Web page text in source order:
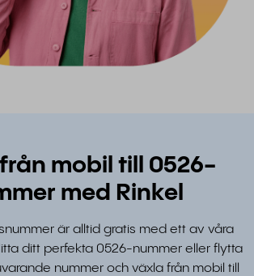
mobil till 0526-
med Rinkel
är alltid gratis med ett av våra
ditt perfekta 0526-nummer eller flytta
nummer och växla från mobil till